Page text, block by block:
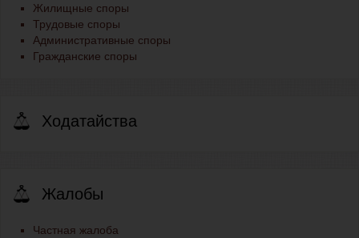
Жилищные споры
Трудовые споры
Административные споры
Гражданские споры
Ходатайства
Жалобы
Частная жалоба